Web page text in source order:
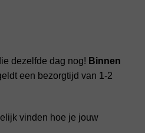
dezelfde dag nog! Binnen
een bezorgtijd van 1-2
vinden hoe je jouw